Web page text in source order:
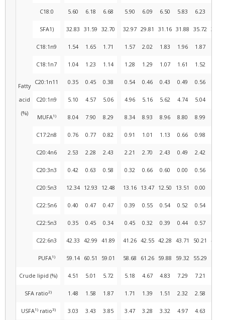
Fatty
acid
(%)
C18:0 5.60 6.18 6.68 5.90 6.09 6.50 5.83 6.23
SFA1) 32.83 31.59 32.70 32.97 29.81 31.16 31.88 35.72 32.85
C18:1n9 1.54 1.65 1.71 1.57 2.02 1.83 1.96 1.87
C18:1n7 1.04 1.23 1.14 1.28 1.29 1.07 1.61 1.52
C20:1n11 0.35 0.45 0.38 0.54 0.46 0.43 0.49 0.56
C20:1n9 5.10 4.57 5.06 4.96 5.16 5.62 4.74 5.04
MUFA1) 8.04 7.90 8.29 8.34 8.93 8.96 8.80 8.99
C17:2n8 0.76 0.77 0.82 0.91 1.01 1.13 0.66 0.98
C20:4n6 2.53 2.28 2.43 2.21 2.70 2.43 0.49 2.42
C20:3n3 0.42 0.63 0.58 0.32 0.66 0.60 0.00 0.56
C20:5n3 12.34 12.93 12.48 13.16 13.47 12.50 13.51 0.00
C22:5n6 0.40 0.47 0.47 0.39 0.55 0.54 0.52 0.54
C22:5n3 0.35 0.45 0.34 0.45 0.32 0.39 0.44 0.57
C22:6n3 42.33 42.99 41.89 41.26 42.55 42.28 43.71 50.21 41.33
PUFA1) 59.14 60.51 59.01 58.68 61.26 59.88 59.32 55.29
Crude lipid (%) 4.51 5.01 5.72 5.18 4.67 4.83 7.29 7.21
SFA ratio2) 1.48 1.58 1.87 1.71 1.39 1.51 2.32 2.58
USFA1)ratio3) 3.03 3.43 3.85 3.47 3.28 3.32 4.97 4.63